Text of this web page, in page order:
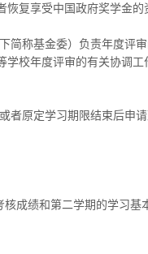
复享受中国政府奖学金的
简称基金委）负责年度评审
校年度评审的有关协调
者原定学习期限结束后申
成绩和第二学期的学习基